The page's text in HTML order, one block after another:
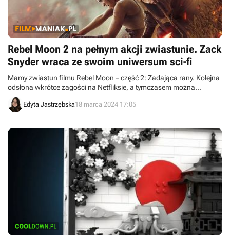
Rebel Moon 2 na pełnym akcji zwiastunie. Zack
Snyder wraca ze swoim uniwersum sci-fi
Mamy zwiastun filmu Rebel Moon – część 2: Zadająca rany. Kolejna
odsłona wkrótce zagości na Netfliksie, a tymczasem można
sprawdzić, czego się po niej spodziewać.
Edyta Jastrzębska18 marca 2024 17:05